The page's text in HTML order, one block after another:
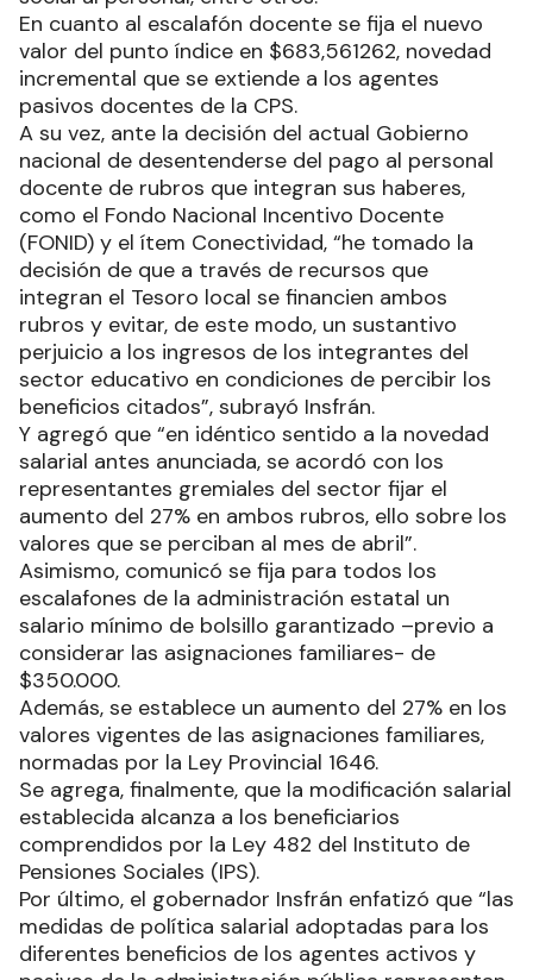
En cuanto al escalafón docente se fija el nuevo
valor del punto índice en $683,561262, novedad
incremental que se extiende a los agentes
pasivos docentes de la CPS.
A su vez, ante la decisión del actual Gobierno
nacional de desentenderse del pago al personal
docente de rubros que integran sus haberes,
como el Fondo Nacional Incentivo Docente
(FONID) y el ítem Conectividad, “he tomado la
decisión de que a través de recursos que
integran el Tesoro local se financien ambos
rubros y evitar, de este modo, un sustantivo
perjuicio a los ingresos de los integrantes del
sector educativo en condiciones de percibir los
beneficios citados”, subrayó Insfrán.
Y agregó que “en idéntico sentido a la novedad
salarial antes anunciada, se acordó con los
representantes gremiales del sector fijar el
aumento del 27% en ambos rubros, ello sobre los
valores que se perciban al mes de abril”.
Asimismo, comunicó se fija para todos los
escalafones de la administración estatal un
salario mínimo de bolsillo garantizado –previo a
considerar las asignaciones familiares- de
$350.000.
Además, se establece un aumento del 27% en los
valores vigentes de las asignaciones familiares,
normadas por la Ley Provincial 1646.
Se agrega, finalmente, que la modificación salarial
establecida alcanza a los beneficiarios
comprendidos por la Ley 482 del Instituto de
Pensiones Sociales (IPS).
Por último, el gobernador Insfrán enfatizó que “las
medidas de política salarial adoptadas para los
diferentes beneficios de los agentes activos y